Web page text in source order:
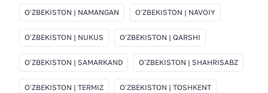
OʻZBEKISTON | NAMANGAN OʻZBEKISTON | NAVOIY
OʻZBEKISTON | NUKUS OʻZBEKISTON | QARSHI
OʻZBEKISTON | SAMARKAND OʻZBEKISTON | SHAHRISABZ
OʻZBEKISTON | TERMIZ OʻZBEKISTON | TOSHKENT